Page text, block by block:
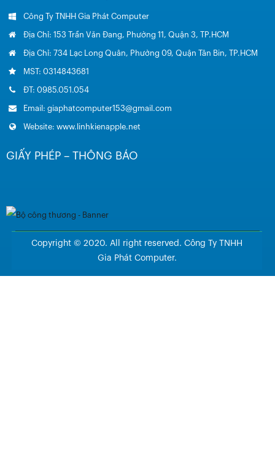
Công Ty TNHH Gia Phát Computer
Địa Chỉ: 153 Trần Văn Đang, Phường 11, Quận 3, TP.HCM
Địa Chỉ: 734 Lạc Long Quân, Phường 09, Quận Tân Bin, TP.HCM
MST: 0314843681
ĐT: 0985.051.054
Email: giaphatcomputer153@gmail.com
Website: www.linhkienapple.net
GIẤY PHÉP – THÔNG BÁO
Copyright © 2020. All right reserved. Công Ty TNHH
Gia Phát Computer.